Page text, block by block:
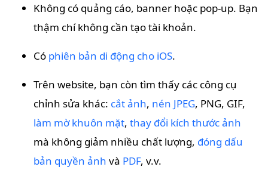
Không có quảng cáo, banner hoặc pop-up. Bạn
thậm chí không cần tạo tài khoản.
Có phiên bản di động cho iOS.
Trên website, bạn còn tìm thấy các công cụ
chỉnh sửa khác: cắt ảnh, nén JPEG, PNG, GIF,
làm mờ khuôn mặt, thay đổi kích thước ảnh
mà không giảm nhiều chất lượng, đóng dấu
bản quyền ảnh và PDF, v.v.